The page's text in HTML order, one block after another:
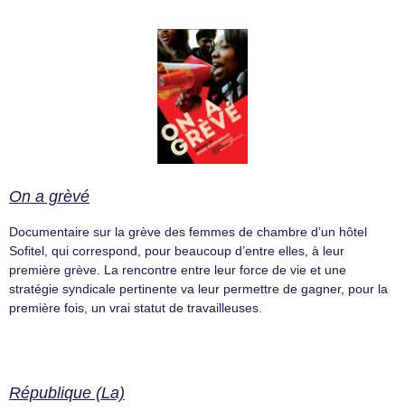
On a grèvé
Documentaire sur la grève des femmes de chambre d’un hôtel
Sofitel, qui correspond, pour beaucoup d’entre elles, à leur
première grève. La rencontre entre leur force de vie et une
stratégie syndicale pertinente va leur permettre de gagner, pour la
première fois, un vrai statut de travailleuses.
République (La)